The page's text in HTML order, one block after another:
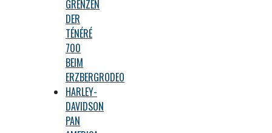
GRENZEN
DER
TÉNÉRÉ
700
BEIM
ERZBERGRODEO
HARLEY-
DAVIDSON
PAN